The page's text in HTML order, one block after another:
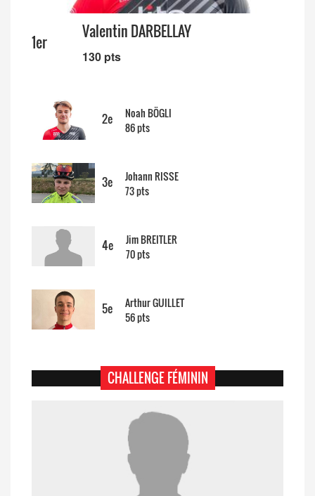
14/04 -Classement Route - 5e GP de
1er
Valentin DARBELLAY
130 pts
2e Noah BÖGLI
86 pts
3e Johann RISSE
73 pts
4e Jim BREITLER
70 pts
5e Arthur GUILLET
56 pts
CHALLENGE FÉMININ